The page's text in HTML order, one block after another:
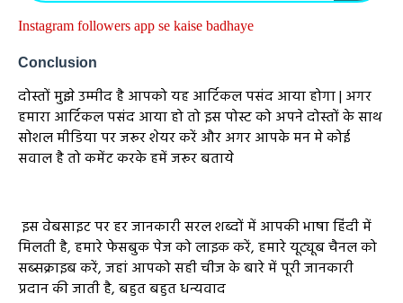
Instagram followers app se kaise badhaye
Conclusion
दोस्तों मुझे उम्मीद है आपको यह आर्टिकल पसंद आया होगा | अगर
हमारा आर्टिकल पसंद आया हो तो इस पोस्ट को अपने दोस्तों के साथ
सोशल मीडिया पर जरूर शेयर करें और अगर आपके मन मे कोई
सवाल है तो कमेंट करके हमें जरूर बताये
इस वेबसाइट पर हर जानकारी सरल शब्दों में आपकी भाषा हिंदी में
मिलती है, हमारे फेसबुक पेज को लाइक करें, हमारे यूट्यूब चैनल को
सब्सक्राइब करें, जहां आपको सही चीज के बारे में पूरी जानकारी
प्रदान की जाती है, बहुत बहुत धन्यवाद